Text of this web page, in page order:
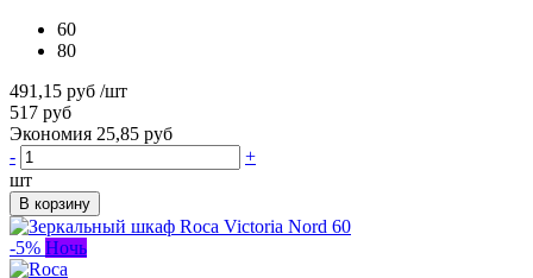
60
80
491,15 руб /шт
517 руб
Экономия 25,85 руб
-
+
шт
В корзину
-5% Ночь